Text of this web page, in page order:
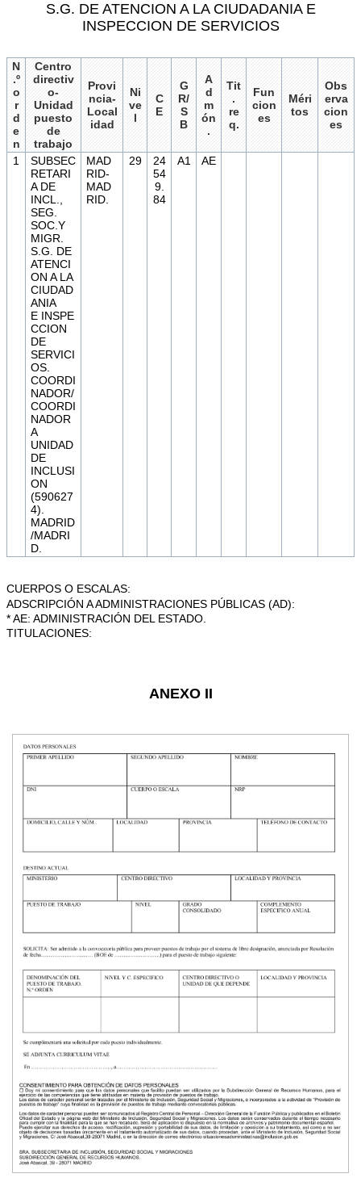
S.G. DE ATENCION A LA CIUDADANIA E
INSPECCION DE SERVICIOS
N
.º
o
r
d
e
n
Centro
directiv
o-
Unidad
puesto
de
trabajo
Provi
ncia-
Local
idad
Ni
ve
l
C
E
G
R/
S
B
A
d
m
ón
.
Tit
.
re
q.
Fun
cion
es
Méri
tos
Obs
erva
cion
es
1
SUBSEC
RETARI
A DE
INCL.,
SEG.
SOC.Y
MIGR.
S.G. DE
ATENCI
ON A LA
CIUDAD
ANIA
E INSPE
CCION
DE
SERVICI
OS.
COORDI
NADOR/
COORDI
NADOR
A
UNIDAD
DE
INCLUSI
ON
(590627
4).
MADRID
/MADRI
D.
MAD
RID-
MAD
RID.
29
24
54
9.
84
A1 AE
CUERPOS O ESCALAS:
ADSCRIPCIÓN A ADMINISTRACIONES PÚBLICAS (AD):
* AE: ADMINISTRACIÓN DEL ESTADO.
TITULACIONES:
ANEXO II